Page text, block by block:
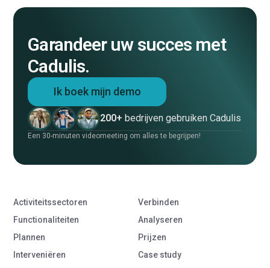
Garandeer uw succes met
Cadulis.
Ik boek mijn demo
200+ bedrijven gebruiken Cadulis
Een 30-minuten videomeeting om alles te begrijpen!
Activiteitssectoren
Functionaliteiten
Plannen
Interveniëren
Verbinden
Analyseren
Prijzen
Case study